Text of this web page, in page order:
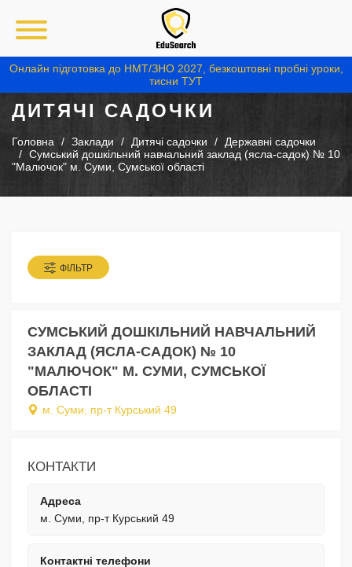
Онлайн підготовка до НМТ/ЗНО 2027, безкоштовні пробні уроки,
тисни ТУТ
ДИТЯЧІ САДОЧКИ
Головна Заклади Дитячі садочки
Державні садочки
Сумський дошкільний навчальний заклад (ясла-садок) № 10
"Малючок" м. Суми, Сумської області
ФІЛЬТР
СУМСЬКИЙ ДОШКІЛЬНИЙ НАВЧАЛЬНИЙ
ЗАКЛАД (ЯСЛА-САДОК) № 10
"МАЛЮЧОК" М. СУМИ, СУМСЬКОЇ
ОБЛАСТІ
м. Суми, пр-т Курський 49
КОНТАКТИ
Адреса
м. Суми, пр-т Курський 49
Контактні телефони